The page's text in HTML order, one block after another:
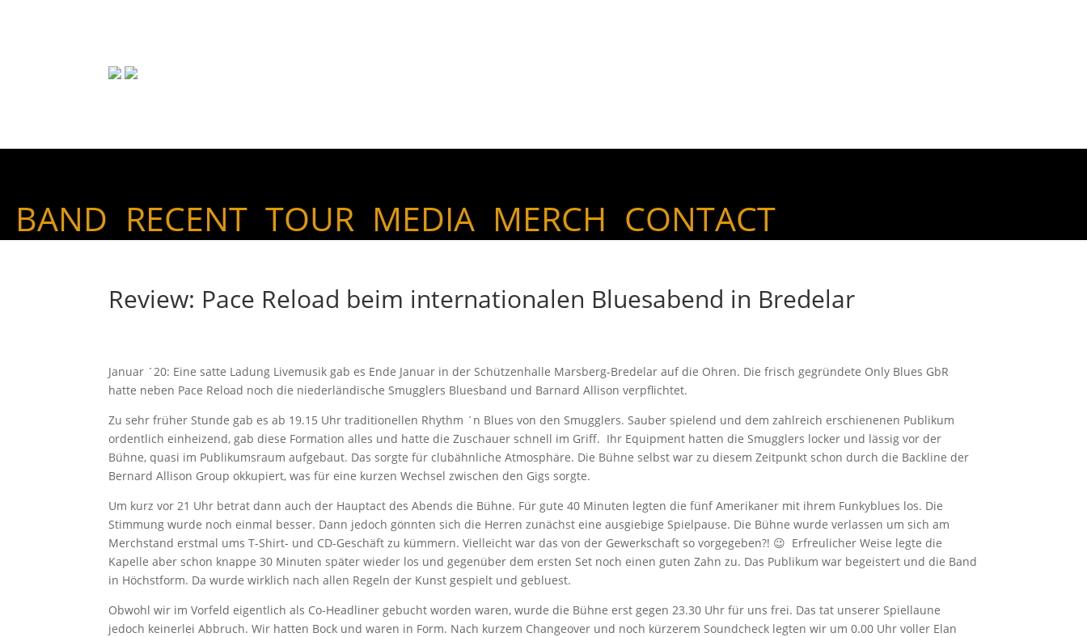
BAND RECENT TOUR MEDIA MERCH CONTACT
Review: Pace Reload beim internationalen Bluesabend in Bredelar
Januar ´20: Eine satte Ladung Livemusik gab es Ende Januar in der Schützenhalle Marsberg-Bredelar auf die Ohren. Die frisch gegründete Only Blues GbR
hatte neben Pace Reload noch die niederländische Smugglers Bluesband und Barnard Allison verpflichtet.
Zu sehr früher Stunde gab es ab 19.15 Uhr traditionellen Rhythm ´n Blues von den Smugglers. Sauber spielend und dem zahlreich erschienenen Publikum
ordentlich einheizend, gab diese Formation alles und hatte die Zuschauer schnell im Griff. Ihr Equipment hatten die Smugglers locker und lässig vor der
Bühne, quasi im Publikumsraum aufgebaut. Das sorgte für clubähnliche Atmosphäre. Die Bühne selbst war zu diesem Zeitpunkt schon durch die Backline der
Bernard Allison Group okkupiert, was für eine kurzen Wechsel zwischen den Gigs sorgte.
Um kurz vor 21 Uhr betrat dann auch der Hauptact des Abends die Bühne. Für gute 40 Minuten legten die fünf Amerikaner mit ihrem Funkyblues los. Die
Stimmung wurde noch einmal besser. Dann jedoch gönnten sich die Herren zunächst eine ausgiebige Spielpause. Die Bühne wurde verlassen um sich am
Merchstand erstmal ums T-Shirt- und CD-Geschäft zu kümmern. Vielleicht war das von der Gewerkschaft so vorgegeben?! 😉 Erfreulicher Weise legte die
Kapelle aber schon knappe 30 Minuten später wieder los und gegenüber dem ersten Set noch einen guten Zahn zu. Das Publikum war begeistert und die Band
in Höchstform. Da wurde wirklich nach allen Regeln der Kunst gespielt und gebluest.
Obwohl wir im Vorfeld eigentlich als Co-Headliner gebucht worden waren, wurde die Bühne erst gegen 23.30 Uhr für uns frei. Das tat unserer Spiellaune
jedoch keinerlei Abbruch. Wir hatten Bock und waren in Form. Nach kurzem Changeover und noch kürzerem Soundcheck legten wir um 0.00 Uhr voller Elan